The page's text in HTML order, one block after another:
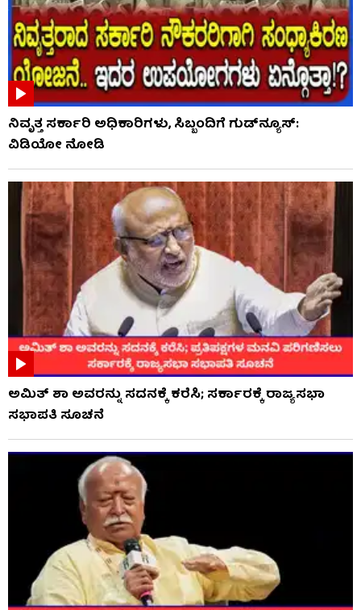
ನಿವೃತ್ತ ಸರ್ಕಾರಿ ಅಧಿಕಾರಿಗಳು, ಸಿಬ್ಬಂದಿಗೆ ಗುಡ್​ನ್ಯೂಸ್:
ವಿಡಿಯೋ ನೋಡಿ
ಅಮಿತ್ ಶಾ ಅವರನ್ನು ಸದನಕ್ಕೆ ಕರೆಸಿ; ಸರ್ಕಾರಕ್ಕೆ ರಾಜ್ಯಸಭಾ
ಸಭಾಪತಿ ಸೂಚನೆ